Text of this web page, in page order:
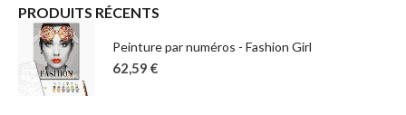
PRODUITS RÉCENTS
Peinture par numéros - Fashion Girl
62,59 €